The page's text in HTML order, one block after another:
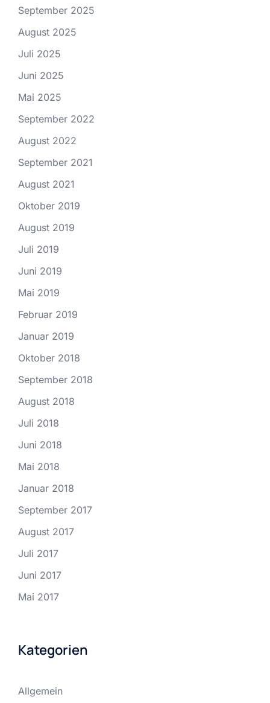
September 2025
August 2025
Juli 2025
Juni 2025
Mai 2025
September 2022
August 2022
September 2021
August 2021
Oktober 2019
August 2019
Juli 2019
Juni 2019
Mai 2019
Februar 2019
Januar 2019
Oktober 2018
September 2018
August 2018
Juli 2018
Juni 2018
Mai 2018
Januar 2018
September 2017
August 2017
Juli 2017
Juni 2017
Mai 2017
Kategorien
Allgemein